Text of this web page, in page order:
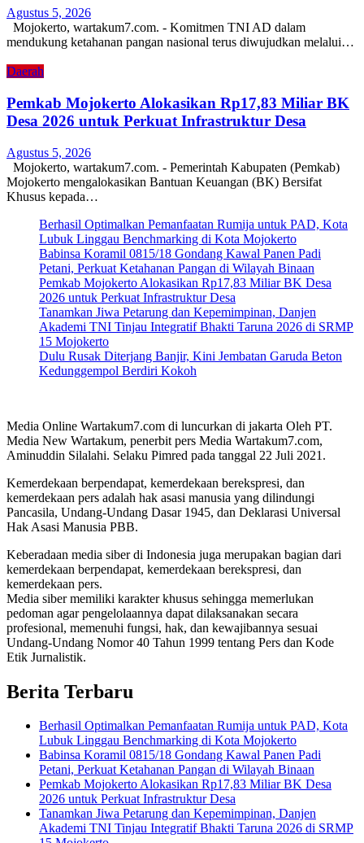
Agustus 5, 2026
Mojokerto, wartakum7.com. - Komitmen TNI AD dalam
mendukung ketahanan pangan nasional terus diwujudkan melalui…
Daerah
Pemkab Mojokerto Alokasikan Rp17,83 Miliar BK
Desa 2026 untuk Perkuat Infrastruktur Desa
Agustus 5, 2026
Mojokerto, wartakum7.com. - Pemerintah Kabupaten (Pemkab)
Mojokerto mengalokasikan Bantuan Keuangan (BK) Bersifat
Khusus kepada…
Berhasil Optimalkan Pemanfaatan Rumija untuk PAD, Kota
Lubuk Linggau Benchmarking di Kota Mojokerto
Babinsa Koramil 0815/18 Gondang Kawal Panen Padi
Petani, Perkuat Ketahanan Pangan di Wilayah Binaan
Pemkab Mojokerto Alokasikan Rp17,83 Miliar BK Desa
2026 untuk Perkuat Infrastruktur Desa
Tanamkan Jiwa Petarung dan Kepemimpinan, Danjen
Akademi TNI Tinjau Integratif Bhakti Taruna 2026 di SRMP
15 Mojokerto
Dulu Rusak Diterjang Banjir, Kini Jembatan Garuda Beton
Kedunggempol Berdiri Kokoh
Media Online Wartakum7.com di luncurkan di jakarta Oleh PT.
Media New Wartakum, penerbit pers Media Wartakum7.com,
Aminuddin Silalahi. Selaku Pimred pada tanggal 22 Juli 2021.
Kemerdekaan berpendapat, kemerdekaan berekspresi, dan
kemerdekaan pers adalah hak asasi manusia yang dilindungi
Pancasila, Undang-Undang Dasar 1945, dan Deklarasi Universal
Hak Asasi Manusia PBB.
Keberadaan media siber di Indonesia juga merupakan bagian dari
kemerdekaan berpendapat, kemerdekaan berekspresi, dan
kemerdekaan pers.
Media siber memiliki karakter khusus sehingga memerlukan
pedoman agar pengelolaannya dapat dilaksanakan secara
profesional, memenuhi fungsi, hak, dan kewajibannya sesuai
Undang-Undang Nomor 40 Tahun 1999 tentang Pers dan Kode
Etik Jurnalistik.
Berita Terbaru
Berhasil Optimalkan Pemanfaatan Rumija untuk PAD, Kota
Lubuk Linggau Benchmarking di Kota Mojokerto
Babinsa Koramil 0815/18 Gondang Kawal Panen Padi
Petani, Perkuat Ketahanan Pangan di Wilayah Binaan
Pemkab Mojokerto Alokasikan Rp17,83 Miliar BK Desa
2026 untuk Perkuat Infrastruktur Desa
Tanamkan Jiwa Petarung dan Kepemimpinan, Danjen
Akademi TNI Tinjau Integratif Bhakti Taruna 2026 di SRMP